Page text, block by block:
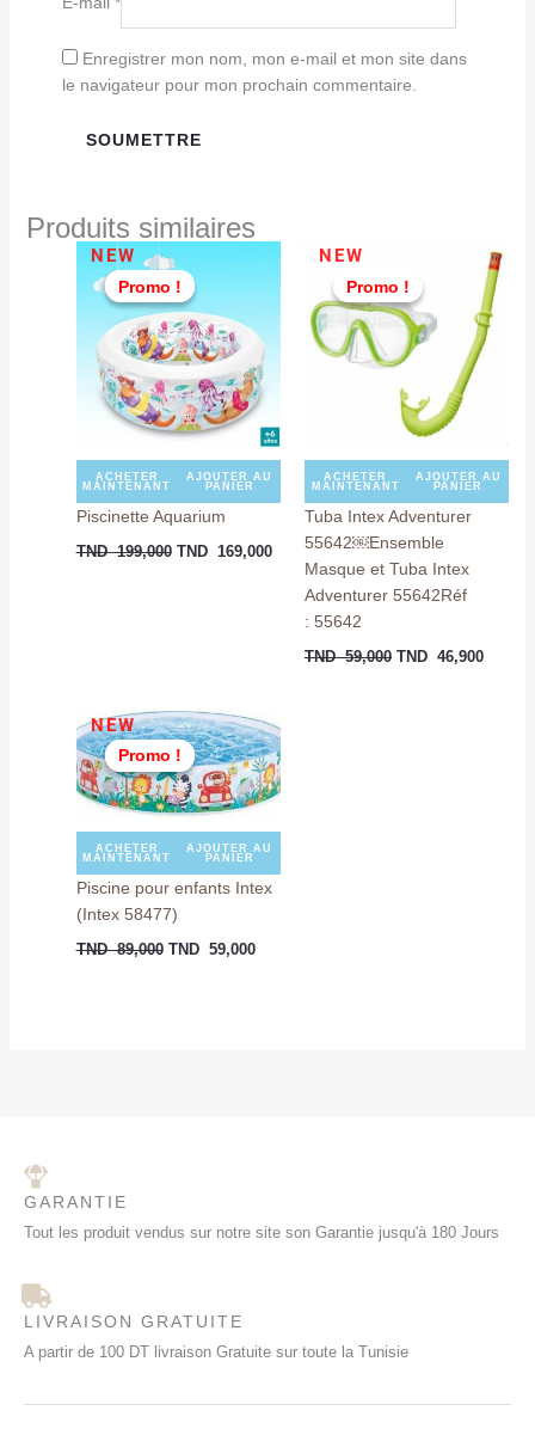
Enregistrer mon nom, mon e-mail et mon site dans
le navigateur pour mon prochain commentaire.
Produits similaires
Promo !
NEW
Promo !
ACHETER
MAINTENANT
AJOUTER AU
PANIER
Piscinette Aquarium
TND199,000
prix
initial
était :
TND
199,000.
TND 169,000
169,000.
Promo !
NEW
Promo !
ACHETER
MAINTENANT
AJOUTER AU
PANIER
Tuba Intex Adventurer
55642￼Ensemble
Masque et Tuba Intex
Adventurer 55642Réf
: 55642
TND59,000
initial
était :
TND
59,000.
TND 46,900
Le
prix
actuel
est :
TND
Promo !
NEW
Promo !
ACHETER
MAINTENANT
AJOUTER AU
PANIER
Piscine pour enfants Intex
(Intex 58477)
TND89,000
Le
prix
initial
était :
TND
89,000.
TND 59,000
Le
prix
actuel
est :
TND
GARANTIE
Tout les produit vendus sur notre site son Garantie jusqu'à 180 Jours
LIVRAISON GRATUITE
A partir de 100 DT livraison Gratuite sur toute la Tunisie